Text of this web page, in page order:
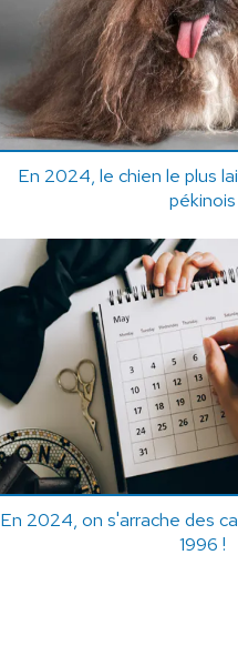
En 2024, le chien le plus
pékinois
En 2024, on s'arrache des
1996 !